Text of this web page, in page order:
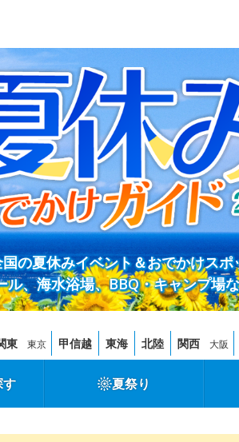
の夏休みイベント＆おでかけス
、海水浴場、BBQ・キャンプ場
東 東京 甲信越 東海 北陸 関西 大阪
す 夏祭り